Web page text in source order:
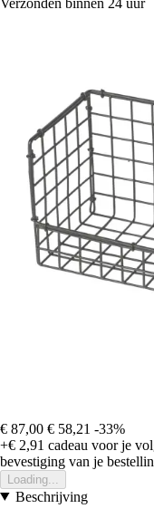
€ 87,00 € 58,21 -33%
+€ 2,91 cadeau voor je
bevestiging van je
Loading...
Beschrijving